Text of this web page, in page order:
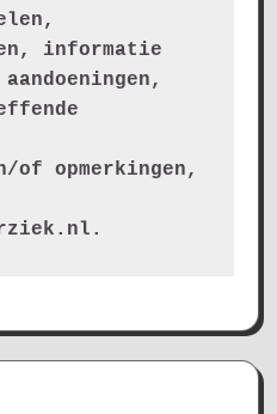
informatie
of opmerkingen,